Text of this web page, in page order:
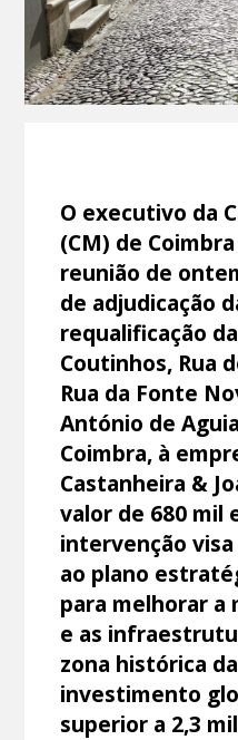
O executivo da
(CM) de
reunião de
de adjudicação
requalificação
Coutinhos, Rua
Rua da Fonte
António de
Coimbra, à
Castanheira &
valor de 680 mil
intervenção
ao plano
para melhorar a
e as
zona histórica
investimento
superior a 2,3